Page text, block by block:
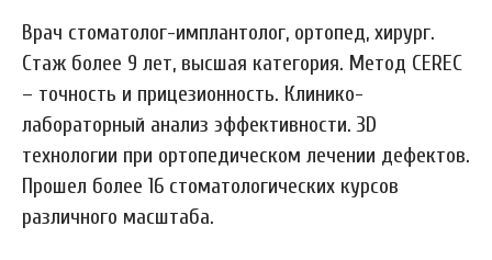
Врач стоматолог-имплантолог, ортопед, хирург.
Стаж более 9 лет, высшая категория. Метод CEREC
– точность и прицезионность. Клинико-
лабораторный анализ эффективности. 3D
технологии при ортопедическом лечении дефектов.
Прошел более 16 стоматологических курсов
различного масштаба.